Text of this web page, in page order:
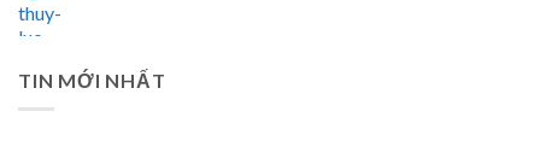
TIN MỚI NHẤT